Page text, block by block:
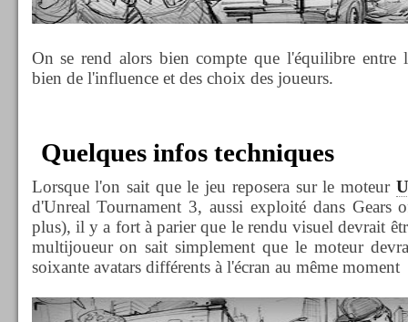
On se rend alors bien compte que l'équilibre entre
bien de l'influence et des choix des joueurs.
Quelques infos techniques
Lorsque l'on sait que le jeu reposera sur le moteur
d'Unreal Tournament 3, aussi exploité dans Gears
plus), il y a fort à parier que le rendu visuel devrait
multijoueur on sait simplement que le moteur
soixante avatars différents à l'écran au même moment